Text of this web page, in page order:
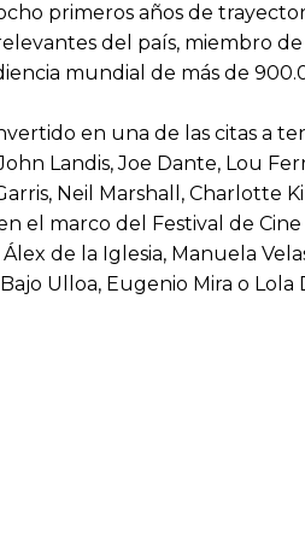
primeros años de
del país, miembro
mundial de más de
en una de las citas a
Landis, Joe Dante, Lou
Neil Marshall, Charlotte
el marco del Festival de
de la Iglesia, Manuela
Ulloa, Eugenio Mira o